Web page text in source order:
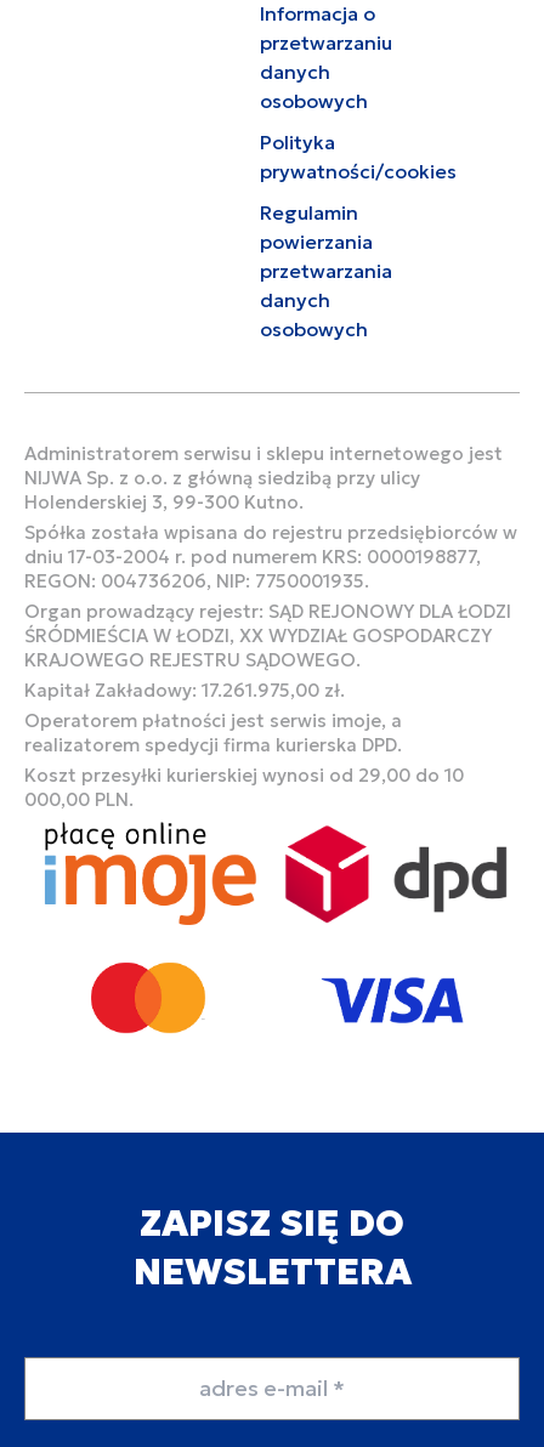
Informacja o
przetwarzaniu
danych
osobowych
Polityka
prywatności/cookies
Regulamin
powierzania
przetwarzania
danych
osobowych
Administratorem serwisu i sklepu internetowego jest
NIJWA Sp. z o.o. z główną siedzibą przy ulicy
Holenderskiej 3, 99-300 Kutno.
Spółka została wpisana do rejestru przedsiębiorców w
dniu 17-03-2004 r. pod numerem KRS: 0000198877,
REGON: 004736206, NIP: 7750001935.
Organ prowadzący rejestr: SĄD REJONOWY DLA ŁODZI
ŚRÓDMIEŚCIA W ŁODZI, XX WYDZIAŁ GOSPODARCZY
KRAJOWEGO REJESTRU SĄDOWEGO.
Kapitał Zakładowy: 17.261.975,00 zł.
Operatorem płatności jest serwis imoje, a
realizatorem spedycji firma kurierska DPD.
Koszt przesyłki kurierskiej wynosi od 29,00 do 10
000,00 PLN.
ZAPISZ SIĘ DO
NEWSLETTERA